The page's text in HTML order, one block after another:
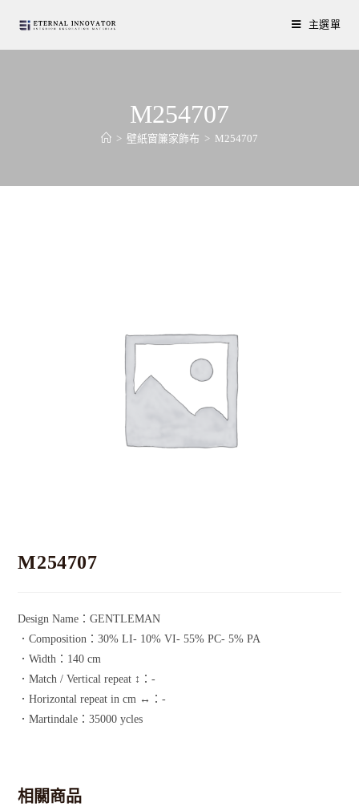
主選單
M254707
> 壁紙窗簾家飾布 > M254707
M254707
Design Name：GENTLEMAN
．Composition：30% LI- 10% VI- 55% PC- 5% PA
．Width：140 cm
．Match / Vertical repeat ↕：-
．Horizontal repeat in cm ↔：-
．Martindale：35000 ycles
相關商品